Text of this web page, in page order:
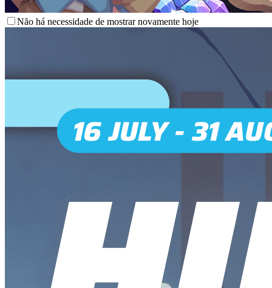
Não há necessidade de mostrar novamente hoje